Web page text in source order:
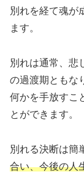
別れを経て魂が
ます。
別れは通常、悲
の過渡期ともな
何かを手放すこ
とができます。
別れる決断は簡
合い、今後の人